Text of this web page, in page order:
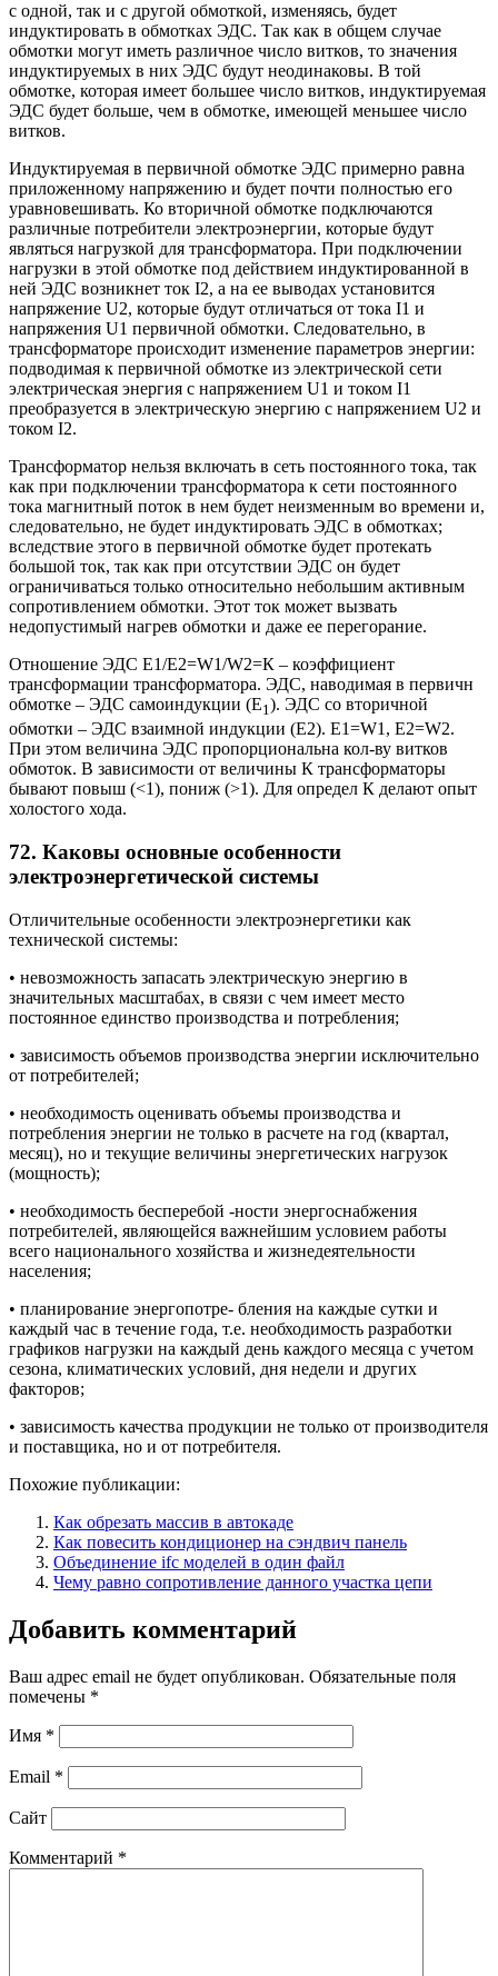
с одной, так и с другой обмоткой, изменяясь, будет
индуктировать в обмотках ЭДС. Так как в общем случае
обмотки могут иметь различное число витков, то значения
индуктируемых в них ЭДС будут неодинаковы. В той
обмотке, которая имеет большее число витков, индуктируемая
ЭДС будет больше, чем в обмотке, имеющей меньшее число
витков.
Индуктируемая в первичной обмотке ЭДС примерно равна
приложенному напряжению и будет почти полностью его
уравновешивать. Ко вторичной обмотке подключаются
различные потребители электроэнергии, которые будут
являться нагрузкой для трансформатора. При подключении
нагрузки в этой обмотке под действием индуктированной в
ней ЭДС возникнет ток I2, а на ее выводах установится
напряжение U2, которые будут отличаться от тока I1 и
напряжения U1 первичной обмотки. Следовательно, в
трансформаторе происходит изменение параметров энергии:
подводимая к первичной обмотке из электрической сети
электрическая энергия с напряжением U1 и током I1
преобразуется в электрическую энергию с напряжением U2 и
током I2.
Трансформатор нельзя включать в сеть постоянного тока, так
как при подключении трансформатора к сети постоянного
тока магнитный поток в нем будет неизменным во времени и,
следовательно, не будет индуктировать ЭДС в обмотках;
вследствие этого в первичной обмотке будет протекать
большой ток, так как при отсутствии ЭДС он будет
ограничиваться только относительно небольшим активным
сопротивлением обмотки. Этот ток может вызвать
недопустимый нагрев обмотки и даже ее перегорание.
Отношение ЭДС Е1/Е2=W1/W2=К – коэффициент
трансформации трансформатора. ЭДС, наводимая в первичн
обмотке – ЭДС самоиндукции (Е1). ЭДС со вторичной
обмотки – ЭДС взаимной индукции (Е2). Е1=W1, Е2=W2.
При этом величина ЭДС пропорциональна кол-ву витков
обмоток. В зависимости от величины К трансформаторы
бывают повыш (<1), пониж (>1). Для определ К делают опыт
холостого хода.
72. Каковы основные особенности
электроэнергетической системы
Отличительные особенности электроэнергетики как
технической системы:
• невозможность запасать электрическую энергию в
значительных масштабах, в связи с чем имеет место
постоянное единство производства и потребления;
• зависимость объемов производства энергии исключительно
от потребителей;
• необходимость оценивать объемы производства и
потребления энергии не только в расчете на год (квартал,
месяц), но и текущие величины энергетических нагрузок
(мощность);
• необходимость бесперебой -ности энергоснабжения
потребителей, являющейся важнейшим условием работы
всего национального хозяйства и жизнедеятельности
населения;
• планирование энергопотре- бления на каждые сутки и
каждый час в течение года, т.е. необходимость разработки
графиков нагрузки на каждый день каждого месяца с учетом
сезона, климатических условий, дня недели и других
факторов;
• зависимость качества продукции не только от производителя
и поставщика, но и от потребителя.
Похожие публикации:
Как обрезать массив в автокаде
Как повесить кондиционер на сэндвич панель
Объединение ifc моделей в один файл
Чему равно сопротивление данного участка цепи
Добавить комментарий
Ваш адрес email не будет опубликован. Обязательные поля
помечены *
Имя *
Email *
Сайт
Комментарий *